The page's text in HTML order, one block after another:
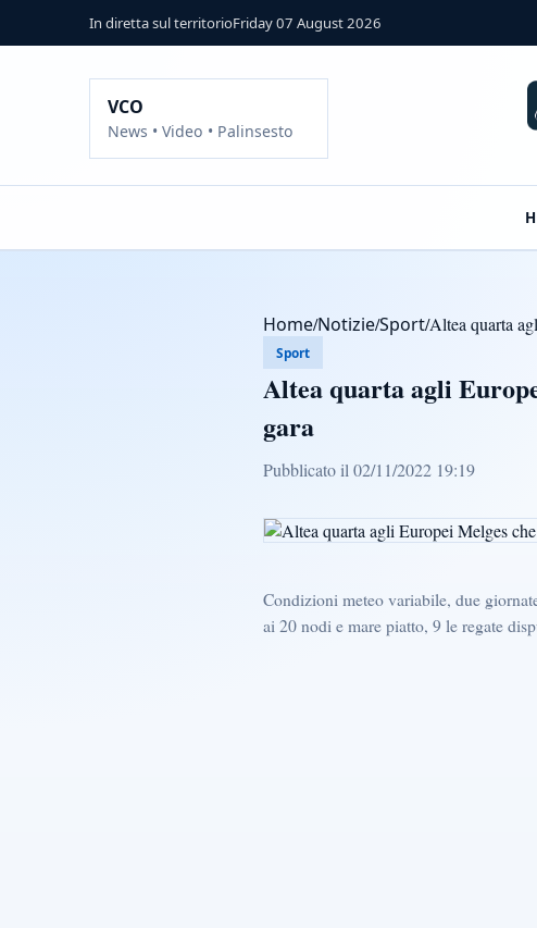
In diretta sul territorioFriday 07 August 2026
VCO
News • Video • Palinsesto
Home/Notizie/Sport/Altea quarta
Sport
Altea quarta agli
gara
Pubblicato il 02/11/2022 19:19
Condizioni meteo variabile, due
ai 20 nodi e mare piatto, 9 le regate